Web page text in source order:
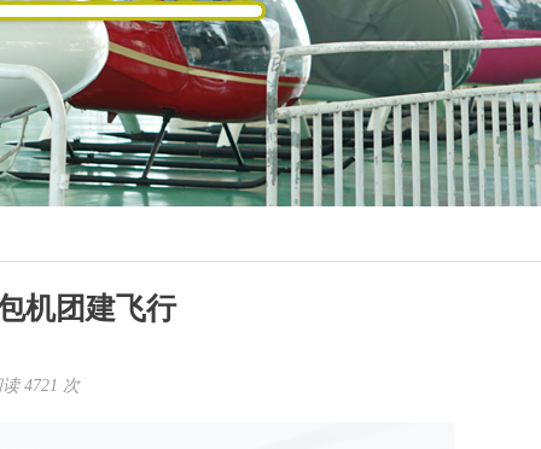
机团建飞行
4721 次